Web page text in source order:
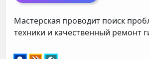
Мастерская проводит поиск
техники и качественный ремонт